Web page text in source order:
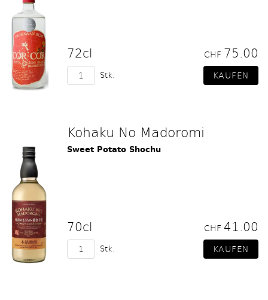
72cl CHF 75.00
Stk.
Kohaku No Madoromi
Sweet Potato Shochu
70cl CHF 41.00
Stk.